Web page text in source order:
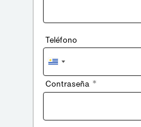
Teléfono
Uruguay
+598
Contraseña *